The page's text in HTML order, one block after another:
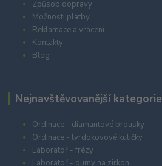
Způsob dopravy
Možnosti platby
Reklamace a vrácení
Kontakty
Blog
Nejnavštěvovanější kategorie
Ordinace - diamantové brousky
Ordinace - tvrdokovové kuličky
Laboratoř - frézy
Laboratoř - gumy na zirkon